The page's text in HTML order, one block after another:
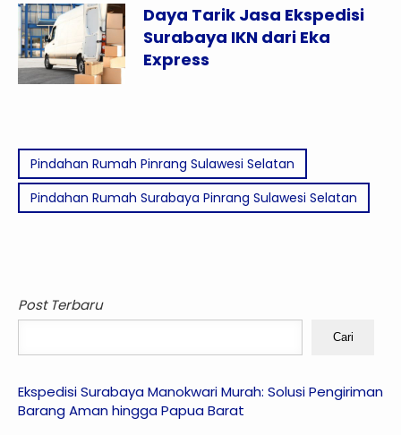
Daya Tarik Jasa Ekspedisi
Surabaya IKN dari Eka
Express
Pindahan Rumah Pinrang Sulawesi Selatan
Pindahan Rumah Surabaya Pinrang Sulawesi Selatan
Post Terbaru
Cari
Ekspedisi Surabaya Manokwari Murah: Solusi Pengiriman
Barang Aman hingga Papua Barat